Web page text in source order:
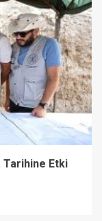
Tarihine Etki